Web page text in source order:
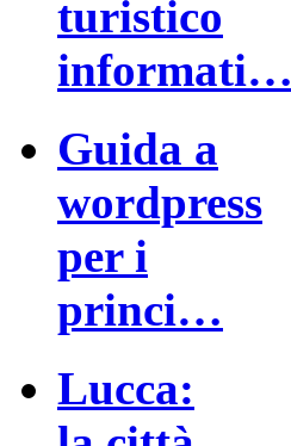
turistico
informati…
Guida a
wordpress
per i
princi…
Lucca: